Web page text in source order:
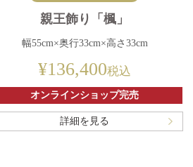
親王飾り「楓」
幅55cm×奥行33cm×高さ33cm
¥136,400税込
オンラインショップ完売
詳細を見る